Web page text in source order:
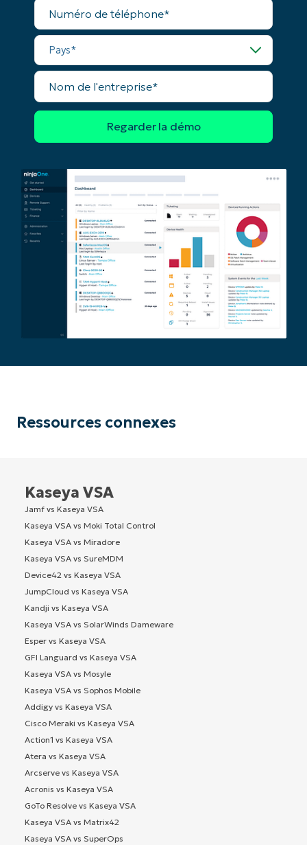
téléphone*
Pays*
Nom
l'entreprise*
Ressources connexes
Kaseya VSA
Jamf vs Kaseya VSA
Kaseya VSA vs Moki Total Control
Kaseya VSA vs Miradore
Kaseya VSA vs SureMDM
Device42 vs Kaseya VSA
JumpCloud vs Kaseya VSA
Kandji vs Kaseya VSA
Kaseya VSA vs SolarWinds Dameware
Esper vs Kaseya VSA
GFI Languard vs Kaseya VSA
Kaseya VSA vs Mosyle
Kaseya VSA vs Sophos Mobile
Addigy vs Kaseya VSA
Cisco Meraki vs Kaseya VSA
Action1 vs Kaseya VSA
Atera vs Kaseya VSA
Arcserve vs Kaseya VSA
Acronis vs Kaseya VSA
GoTo Resolve vs Kaseya VSA
Kaseya VSA vs Matrix42
Kaseya VSA vs SuperOps
name*